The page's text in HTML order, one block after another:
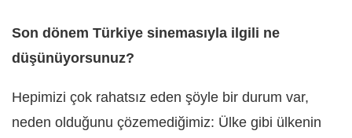
Son dönem Türkiye sinemasıyla ilgili ne
düşünüyorsunuz?
Hepimizi çok rahatsız eden şöyle bir durum var,
neden olduğunu çözemediğimiz: Ülke gibi ülkenin